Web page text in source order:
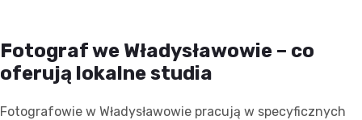
Fotograf we Władysławowie – co
oferują lokalne studia
Fotografowie w Władysławowie pracują w specyficznych